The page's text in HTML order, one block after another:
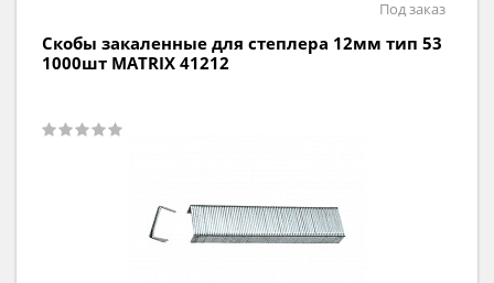
Под заказ
Скобы закаленные для степлера 12мм тип 53
1000шт MATRIX 41212